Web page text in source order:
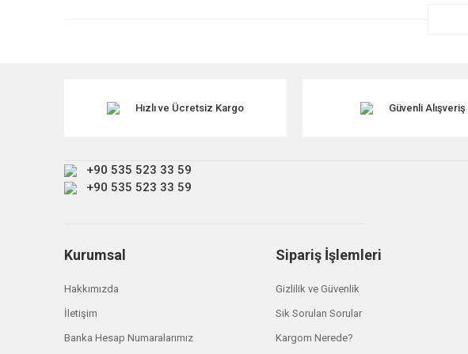
Bu ürüne benzer farklı alternatifler olmalı.
Ironman 4x4
Hızlı ve Ücretsiz Kargo Güvenli Alışveriş
+90 535 523 33 59
+90 535 523 33 59
Kurumsal
Hakkımızda
İletişim
Banka Hesap Numaralarımız
Sipariş İşlemleri
Gizlilik ve Güvenlik
Sık Sorulan Sorular
Kargom Nerede?